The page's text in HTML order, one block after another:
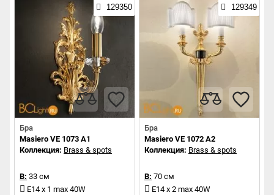
129350
Бра
Masiero VE 1073 A1
Коллекция: Brass & spots
В: 33 см
E14 x 1 max 40W
129349
Бра
Masiero VE 1072 A2
Коллекция: Brass & spots
В: 70 см
E14 x 2 max 40W